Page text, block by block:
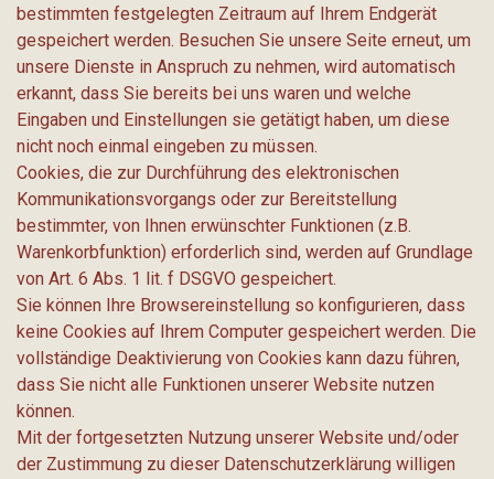
bestimmten festgelegten Zeitraum auf Ihrem Endgerät
gespeichert werden. Besuchen Sie unsere Seite erneut, um
unsere Dienste in Anspruch zu nehmen, wird automatisch
erkannt, dass Sie bereits bei uns waren und welche
Eingaben und Einstellungen sie getätigt haben, um diese
nicht noch einmal eingeben zu müssen.
Cookies, die zur Durchführung des elektronischen
Kommunikationsvorgangs oder zur Bereitstellung
bestimmter, von Ihnen erwünschter Funktionen (z.B.
Warenkorbfunktion) erforderlich sind, werden auf Grundlage
von Art. 6 Abs. 1 lit. f DSGVO gespeichert.
Sie können Ihre Browsereinstellung so konfigurieren, dass
keine Cookies auf Ihrem Computer gespeichert werden. Die
vollständige Deaktivierung von Cookies kann dazu führen,
dass Sie nicht alle Funktionen unserer Website nutzen
können.
Mit der fortgesetzten Nutzung unserer Website und/oder
der Zustimmung zu dieser Datenschutzerklärung willigen